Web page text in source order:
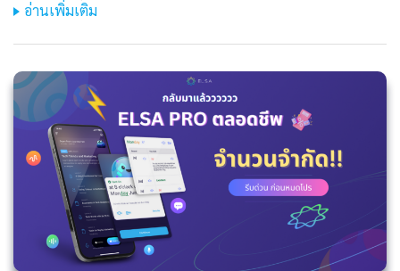
อ่านเพิ่มเติม